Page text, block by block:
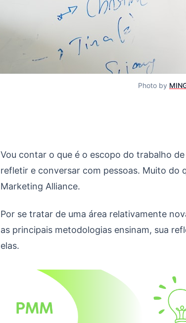
Photo by
O core de Product Marketing
Vou contar o que é o escopo do trabalho
refletir e conversar com pessoas. Muito do
Marketing Alliance.
Por se tratar de uma área relativamente
as principais metodologias ensinam, sua
elas.